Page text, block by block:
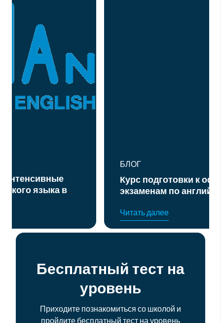
Курс подготовки к официальным
экзаменам по английскому языку
Бесплатный тест на
уровень
Приходите познакомиться со школой и
пройдите бесплатный тест на уровень